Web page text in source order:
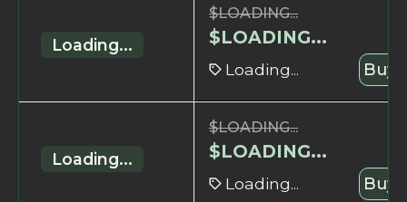
Loading...
$LOADING...
$LOADING...
Loading... Buy
Loading...
$LOADING...
$LOADING...
Loading... Buy